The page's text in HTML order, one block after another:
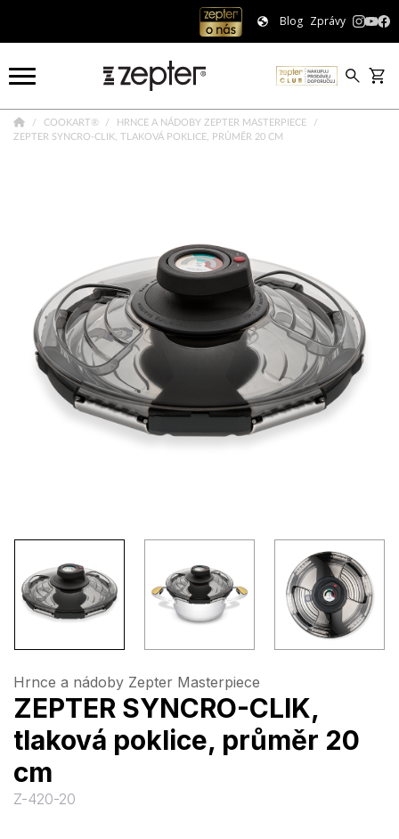
Blog Zprávy
COOKART®
HRNCE A NÁDOBY ZEPTER MASTERPIECE
ZEPTER SYNCRO-CLIK, TLAKOVÁ POKLICE, PRŮMĚR 20 CM
Hrnce a nádoby Zepter Masterpiece
ZEPTER SYNCRO-CLIK,
tlaková poklice, průměr 20
cm
Z-420-20